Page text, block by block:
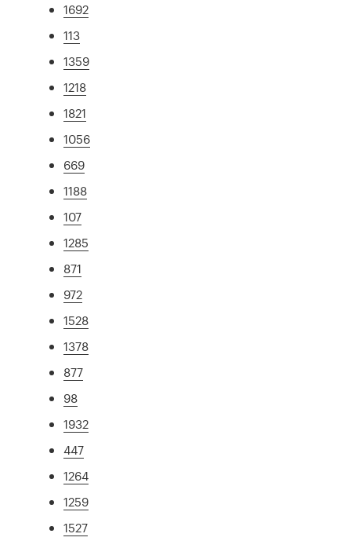
1692
113
1359
1218
1821
1056
669
1188
107
1285
871
972
1528
1378
877
98
1932
447
1264
1259
1527